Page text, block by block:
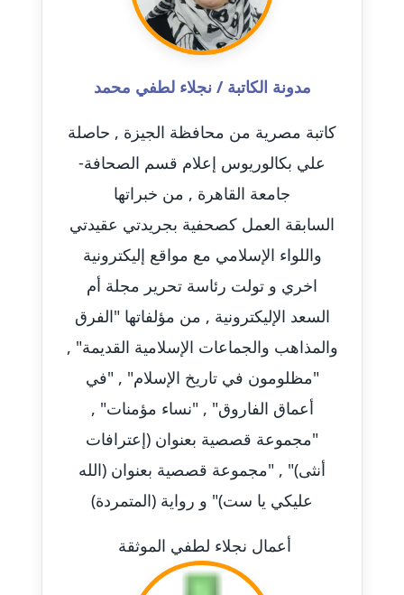
عاملة
مدونة احمد شقليط
عاملة
مدونة أحمد عبد الفتاح
عاملة
مدونة احمد كريدي
مدونة أحمد مليجي
مدونة اريج الشرفا
عاملة
مدونة اسراء كمال
عاملة
عاملة
عاملة
مدونة أسماء كاشف
مدونة الكاتبة / نجلاء لطفي محمد
كاتبة مصرية من محافظة الجيزة , حاصلة
علي بكالوريوس إعلام قسم الصحافة-
جامعة القاهرة , من خبراتها
السابقة العمل كصحفية بجريدتي عقيدتي
واللواء الإسلامي مع مواقع إليكترونية
اخري و تولت رئاسة تحرير مجلة أم
السعد الإليكترونية , من مؤلفاتها "الفرق
والمذاهب والجماعات الإسلامية القديمة" ,
"مظلومون في تاريخ الإسلام" , "في
أعماق الفاروق" , "نساء مؤمنات" ,
"مجموعة قصصية بعنوان (إعترافات
أنثى)" , "مجموعة قصصية بعنوان (الله
عليكي يا ست)" و رواية (المتمردة)
أعمال نجلاء لطفي الموثقة